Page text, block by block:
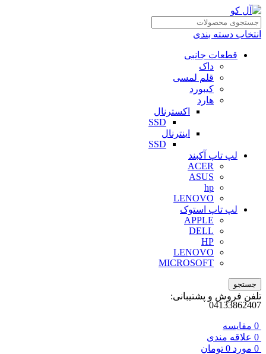
انتخاب دسته بندی
قطعات جانبی
داک
قلم لمسی
کیبورد
هارد
اکسترنال
SSD
اینترنال
SSD
لپ تاپ آکبند
ACER
ASUS
hp
LENOVO
لپ تاپ استوک
APPLE
DELL
HP
LENOVO
MICROSOFT
جستجو
تلفن فروش و پشتیبانی:
04133862407
0 مقايسه
0 علاقه مندی
0 مورد 0 تومان